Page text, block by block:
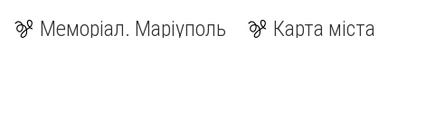
Меморіал. Маріуполь Карта міста